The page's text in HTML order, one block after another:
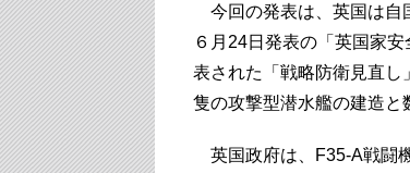
今回の発表は、英国は自
６月24日発表の「英国家
表された「戦略防衛見直し
隻の攻撃型潜水艦の建造と
英国政府は、F35-A戦闘